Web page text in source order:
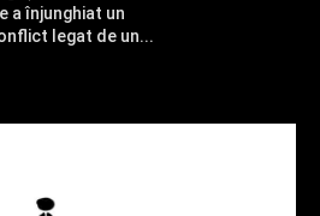
a înjunghiat un
legat de un...